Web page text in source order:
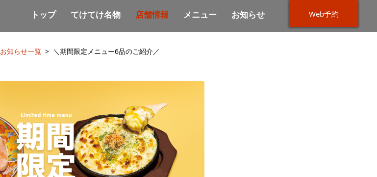
トップ てけてけ名物 店舗情報 メニュー お知らせ Web予約
お知らせ一覧 ＼期間限定メニュー6品のご紹介／